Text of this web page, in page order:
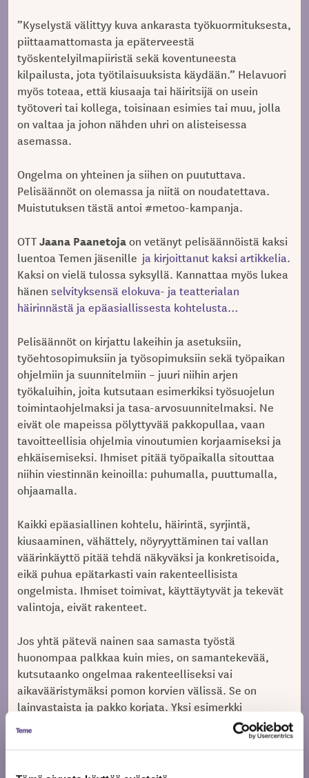
”Kyselystä välittyy kuva ankarasta työkuormituksesta,
piittaamattomasta ja epäterveestä
työskentelyilmapiiristä sekä koventuneesta
kilpailusta, jota työtilaisuuksista käydään.” Helavuori
myös toteaa, että kiusaaja tai häiritsijä on usein
työtoveri tai kollega, toisinaan esimies tai muu, jolla
on valtaa ja johon nähden uhri on alisteisessa
asemassa.
Ongelma on yhteinen ja siihen on puututtava.
Pelisäännöt on olemassa ja niitä on noudatettava.
Muistutuksen tästä antoi #metoo-kampanja.
OTTJaana Paanetojaon vetänyt pelisäännöistä kaksi
luentoa Temen jäsenille ja kirjoittanut kaksi artikkelia.
Kaksi on vielä tulossa syksyllä. Kannattaa myös lukea
hänen selvityksensä elokuva- ja teatterialan
häirinnästä ja epäasiallissesta kohtelusta…
Pelisäännöt on kirjattu lakeihin ja asetuksiin,
työehtosopimuksiin ja työsopimuksiin sekä työpaikan
ohjelmiin ja suunnitelmiin – juuri niihin arjen
työkaluihin, joita kutsutaan esimerkiksi työsuojelun
toimintaohjelmaksi ja tasa-arvosuunnitelmaksi. Ne
eivät ole mapeissa pölyttyvää pakkopullaa, vaan
tavoitteellisia ohjelmia vinoutumien korjaamiseksi ja
ehkäisemiseksi. Ihmiset pitää työpaikalla sitouttaa
niihin viestinnän keinoilla: puhumalla, puuttumalla,
ohjaamalla.
Kaikki epäasiallinen kohtelu, häirintä, syrjintä,
kiusaaminen, vähättely, nöyryyttäminen tai vallan
väärinkäyttö pitää tehdä näkyväksi ja konkretisoida,
eikä puhua epätarkasti vain rakenteellisista
ongelmista. Ihmiset toimivat, käyttäytyvät ja tekevät
valintoja, eivät rakenteet.
Jos yhtä pätevä nainen saa samasta työstä
huonompaa palkkaa kuin mies, on samantekevää,
kutsutaanko ongelmaa rakenteelliseksi vai
aikavääristymäksi pomon korvien välissä. Se on
lainvastaista ja pakko korjata. Yksi esimerkki
rakenteellisesta ongelmasta olisi se, että naiset eivät
voisi pelata jääkiekkoa koska otteluita ei järjestettäisi
naisille. Mutta näinhän ei tietenkään ole enää.